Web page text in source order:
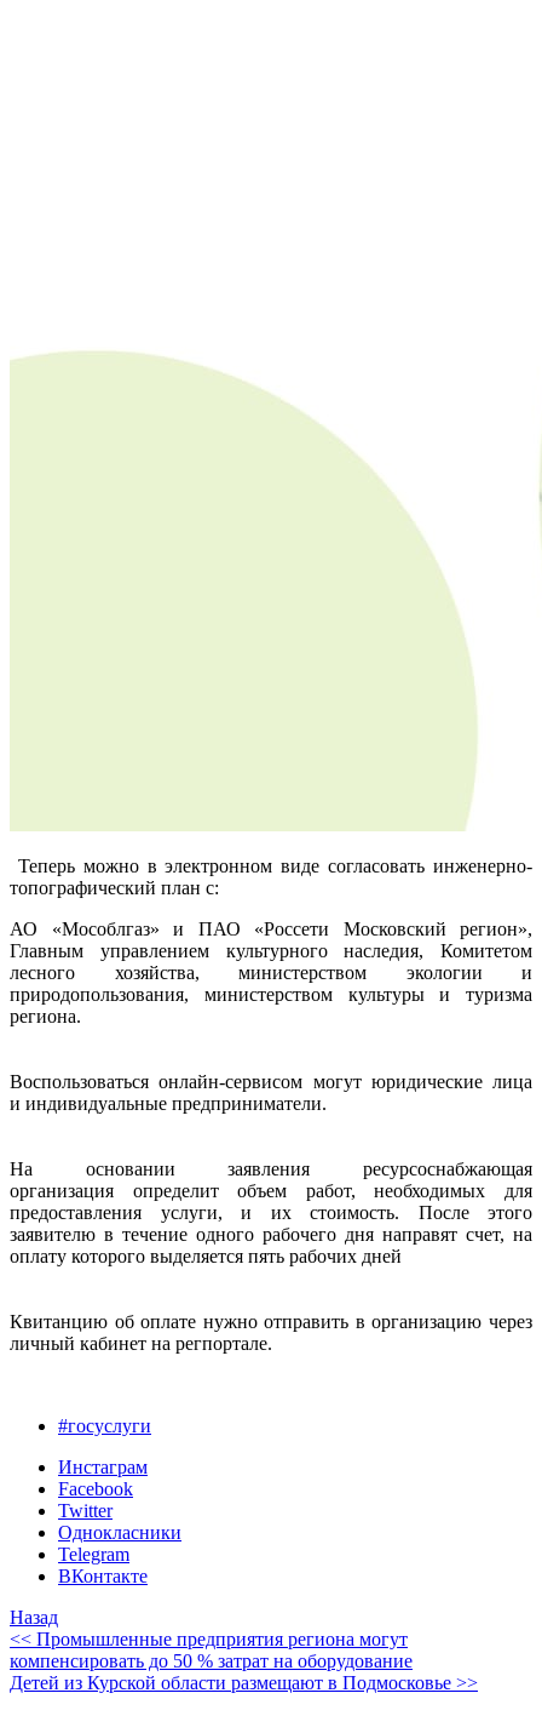
Теперь можно в электронном виде согласовать инженерно-
топографический план с:
АО «Мособлгаз» и ПАО «Россети Московский регион»,
Главным управлением культурного наследия, Комитетом
лесного хозяйства, министерством экологии и
природопользования, министерством культуры и туризма
региона.
Воспользоваться онлайн-сервисом могут юридические лица
и индивидуальные предприниматели.
На основании заявления ресурсоснабжающая
организация определит объем работ, необходимых для
предоставления услуги, и их стоимость. После этого
заявителю в течение одного рабочего дня направят счет, на
оплату которого выделяется пять рабочих дней
Квитанцию об оплате нужно отправить в организацию через
личный кабинет на регпортале.
#госуслуги
Инстаграм
Facebook
Twitter
Однокласники
Telegram
ВКонтакте
Назад
<< Промышленные предприятия региона могут
компенсировать до 50 % затрат на оборудование
Детей из Курской области размещают в Подмосковье >>